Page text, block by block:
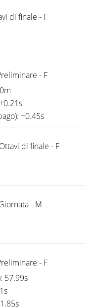
di finale - F
- F
+0.45s
di finale - F
- M
- F
57.99s